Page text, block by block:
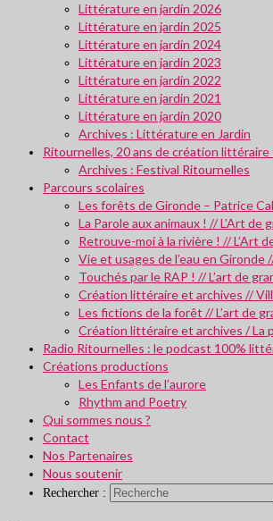
Littérature en jardin 2026
Littérature en jardin 2025
Littérature en jardin 2024
Littérature en jardin 2023
Littérature en jardin 2022
Littérature en jardin 2021
Littérature en jardin 2020
Archives : Littérature en Jardin
Ritournelles, 20 ans de création
Archives : Festival Ritournelles
Parcours scolaires
Les forêts de Gironde – Patrice
La Parole aux animaux ! // L’Art de
Retrouve-moi à la rivière ! // L’Art
Vie et usages de l’eau en
Touchés par le RAP ! // L’art de
Création littéraire et archives //
Les fictions de la forêt // L’art de
Création littéraire et archives / La
Radio Ritournelles : le podcast 100%
Créations productions
Les Enfants de l’aurore
Rhythm and Poetry
Qui sommes nous ?
Contact
Nos Partenaires
Nous soutenir
Rechercher :